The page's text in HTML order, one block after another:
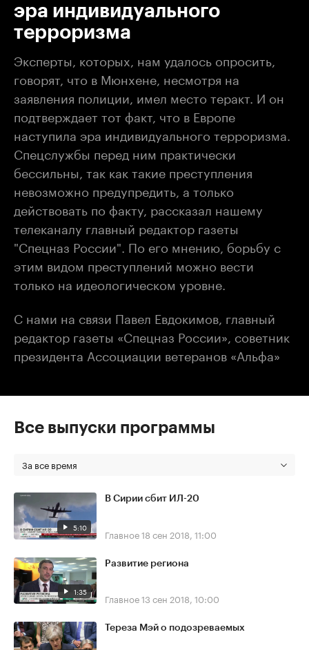
эра индивидуального
терроризма
Эксперты, которых, нам удалось опросить,
говорят, что в Мюнхене, несмотря на
заявления полиции, имел место теракт. И он
подтверждает тот факт, что в Европе
наступила эра индивидуального терроризма.
Спецслужбы перед ним практически
бессильны, так как такие преступления
невозможно предупредить, а только
действовать по факту, рассказал нашему
телеканалу главный редактор газеты
"Спецназ России". По его мнению, борьбу с
этим видом преступлений можно вести
только на идеологическом уровне.
С нами на связи Павел Евдокимов, главный
редактор газеты «Спецназ России», cоветник
президента Ассоциации ветеранов «Альфа»
Все выпуски программы
За все время
5:10
В Сирии сбит ИЛ-20
Главное18 сен 2018, 11:00
1:35
Развитие региона
Главное13 сен 2018, 10:00
Тереза Мэй о подозреваемых